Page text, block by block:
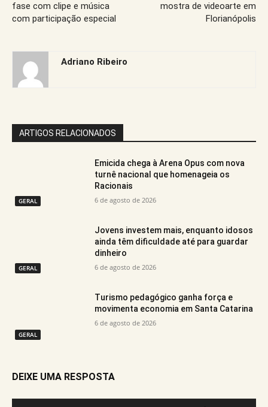
fase com clipe e música
com participação especial
mostra de videoarte em
Florianópolis
Adriano Ribeiro
ARTIGOS RELACIONADOS
GERAL
Emicida chega à Arena Opus com nova
turnê nacional que homenageia os
Racionais
6 de agosto de 2026
GERAL
Jovens investem mais, enquanto idosos
ainda têm dificuldade até para guardar
dinheiro
6 de agosto de 2026
GERAL
Turismo pedagógico ganha força e
movimenta economia em Santa Catarina
6 de agosto de 2026
DEIXE UMA RESPOSTA